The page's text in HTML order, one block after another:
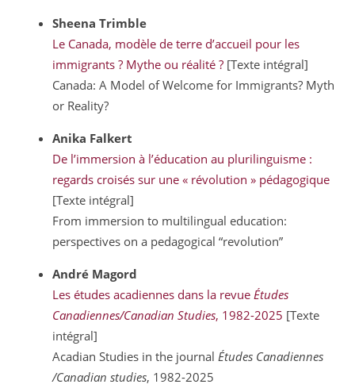
SheenaTrimble
Le Canada, modèle de terre d’accueil pour les
immigrants ? Mythe ou réalité ? [Texte intégral]
Canada: A Model of Welcome for Immigrants? Myth
or Reality?
Anika Falkert
De l’immersion à l’éducation au plurilinguisme :
regards croisés sur une « révolution » pédagogique
[Texte intégral]
From immersion to multilingual education:
perspectives on a pedagogical “revolution”
André Magord
Les études acadiennes dans la revueÉtudes
Canadiennes/Canadian Studies, 1982-2025 [Texte
intégral]
Acadian Studies in the journalÉtudes Canadiennes
/Canadian studies, 1982-2025